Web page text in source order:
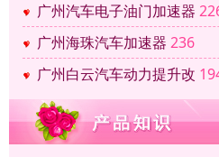
广州汽车电子油门加速器
广州海珠汽车加速器 236
广州白云汽车动力提升改